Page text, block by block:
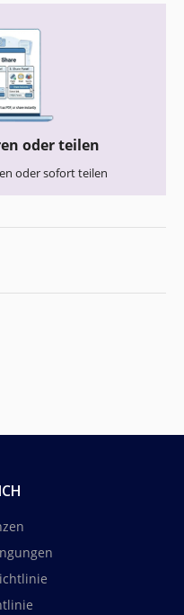
oder teilen
oder sofort teilen